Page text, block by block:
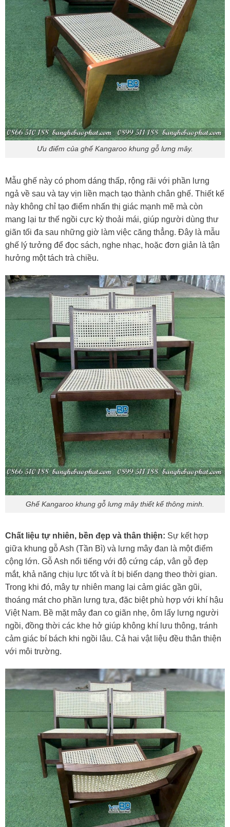
Ưu điểm của ghế Kangaroo khung gỗ lưng mây.
Mẫu ghế này có phom dáng thấp, rộng rãi với phần lưng
ngả về sau và tay vịn liền mạch tạo thành chân ghế. Thiết kế
này không chỉ tạo điểm nhấn thị giác mạnh mẽ mà còn
mang lại tư thế ngồi cực kỳ thoải mái, giúp người dùng thư
giãn tối đa sau những giờ làm việc căng thẳng. Đây là mẫu
ghế lý tưởng để đọc sách, nghe nhạc, hoặc đơn giản là tận
hưởng một tách trà chiều.
Ghế Kangaroo khung gỗ lưng mây thiết kế thông minh.
Chất liệu tự nhiên, bền đẹp và thân thiện: Sự kết hợp
giữa khung gỗ Ash (Tần Bì) và lưng mây đan là một điểm
cộng lớn. Gỗ Ash nổi tiếng với độ cứng cáp, vân gỗ đẹp
mắt, khả năng chịu lực tốt và ít bị biến dạng theo thời gian.
Trong khi đó, mây tự nhiên mang lại cảm giác gần gũi,
thoáng mát cho phần lưng tựa, đặc biệt phù hợp với khí hậu
Việt Nam. Bề mặt mây đan co giãn nhẹ, ôm lấy lưng người
ngồi, đồng thời các khe hở giúp không khí lưu thông, tránh
cảm giác bí bách khi ngồi lâu. Cả hai vật liệu đều thân thiện
với môi trường.